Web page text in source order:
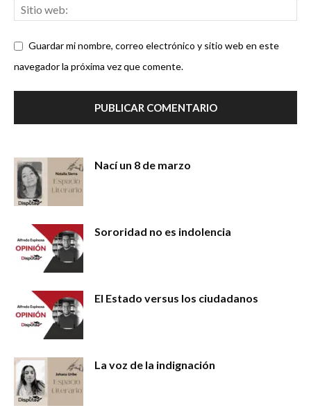
Guardar mi nombre, correo electrónico y sitio web en este
navegador la próxima vez que comente.
Nací un 8 de marzo
Sororidad no es indolencia
El Estado versus los ciudadanos
La voz de la indignación